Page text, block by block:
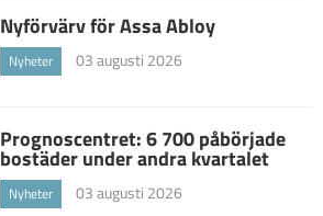
Nyförvärv för Assa Abloy
Nyheter 03 augusti 2026
Prognoscentret: 6 700 påbörjade
bostäder under andra kvartalet
Nyheter 03 augusti 2026